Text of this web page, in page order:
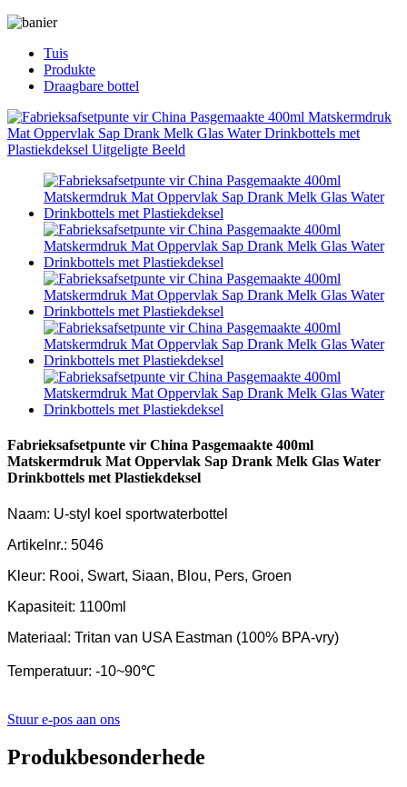
Tuis
Produkte
Draagbare bottel
Fabrieksafsetpunte vir China Pasgemaakte 400ml
Matskermdruk Mat Oppervlak Sap Drank Melk Glas Water
Drinkbottels met Plastiekdeksel
Naam: U-styl koel sportwaterbottel
Artikelnr.: 5046
Kleur: Rooi, Swart, Siaan, Blou, Pers, Groen
Kapasiteit: 1100ml
Materiaal: Tritan van USA Eastman (100% BPA-vry)
Temperatuur: -10~90℃
Stuur e-pos aan ons
Produkbesonderhede